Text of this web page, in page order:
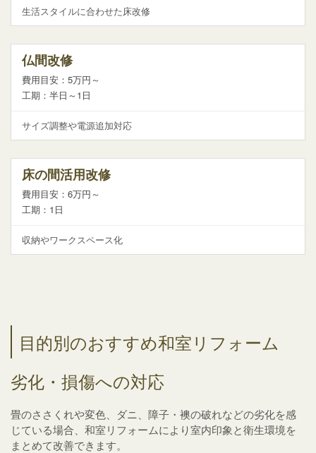
生活スタイルに合わせた床改修
仏間改修
費用目安：5万円～
工期：半日～1日
サイズ調整や電源追加対応
床の間活用改修
費用目安：6万円～
工期：1日
収納やワークスペース化
目的別のおすすめ和室リフォーム
劣化・損傷への対応
畳のささくれや変色、ダニ、障子・襖の破れなどの劣化を感
じている場合、和室リフォームにより室内印象と衛生環境を
まとめて改善できます。